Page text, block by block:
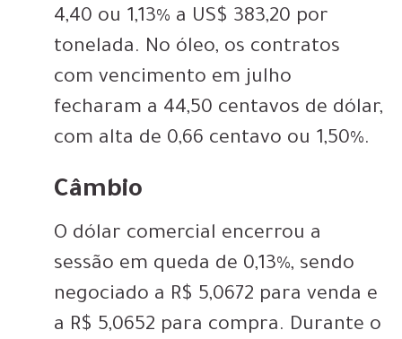
4,40 ou 1,13% a US$ 383,20 por
tonelada. No óleo, os contratos
com vencimento em julho
fecharam a 44,50 centavos de dólar,
com alta de 0,66 centavo ou 1,50%.
Câmbio
O dólar comercial encerrou a
sessão em queda de 0,13%, sendo
negociado a R$ 5,0672 para venda e
a R$ 5,0652 para compra. Durante o